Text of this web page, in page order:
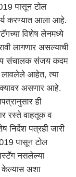
पासून टोल
करण्यात आला आहे.
विशेष लेनमध्ये
लागणार असल्याची
संचालक संजय कदम
लावलेले आहेत, त्या
असणार आहे.
ही
रस्ते वाहतूक व
निर्देश पत्रही जारी
पासून टोल
नसलेल्या
केल्यास अशा